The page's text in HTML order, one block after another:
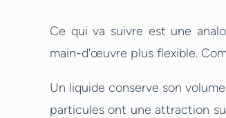
Ce qui va suivre est une
main-d'œuvre plus flexible.
Un liquide conserve son
particules ont une attraction